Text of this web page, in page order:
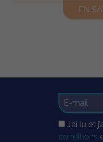
EN
J’ai lu et
conditions